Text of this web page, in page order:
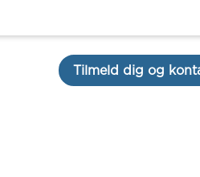
Tilmeld dig og